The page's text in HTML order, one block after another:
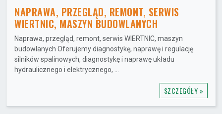
NAPRAWA, PRZEGLĄD, REMONT, SERWIS
WIERTNIC, MASZYN BUDOWLANYCH
Naprawa, przegląd, remont, serwis WIERTNIC, maszyn
budowlanych Oferujemy diagnostykę, naprawę i regulację
silników spalinowych, diagnostykę i naprawę układu
hydraulicznego i elektrycznego, ...
SZCZEGÓŁY »